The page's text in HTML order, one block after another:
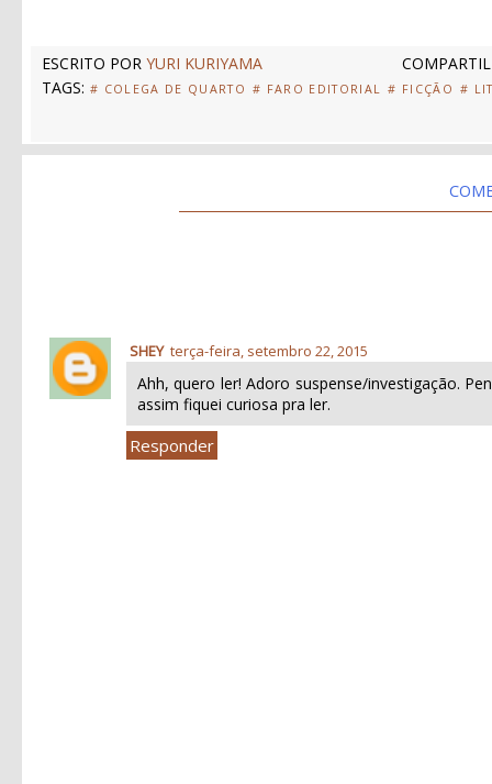
ESCRITO POR YURI KURIYAMA
TAGS: # COLEGA DE QUARTO # FARO EDITORIAL # FICÇÃO #
SHEY terça-feira, setembro 22, 2015
Ahh, quero ler! Adoro suspense/investigação.
assim fiquei curiosa pra ler.
Responder